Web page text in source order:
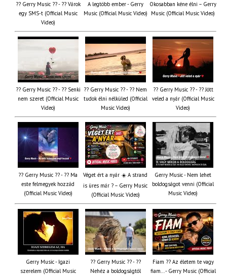
?? Gerry Music ?? - ?? Várok
egy SMS-t (Official Music
Video)
A legtöbb ember - Gerry
Music (Official Music Video)
Okosabban kéne élni – Gerry
Music (Official Music Video)
?? Gerry Music ?? - ?? Senki
nem szeret (Official Music
Video)
?? Gerry Music ?? - ?? Nem
tudok élni nélküled (Official
Music Video)
?? Gerry Music ?? - ?? Jött
veled a nyár (Official Music
Video)
?? Gerry Music ?? - ?? Ma
este felmegyek hozzád
(Official Music Video)
Véget ért a nyár ☀️ A strand
is üres már ? – Gerry Music
(Official Music Video)
Gerry Music - Nem lehet
boldogságot venni (Official
Music Video)
Gerry Music - Igazi
szerelem (Official Music
?? Gerry Music ?? - ??
Nehéz a boldogságtól
Fiam ?‍? Az életem te vagy
fiam... - Gerry Music (Official